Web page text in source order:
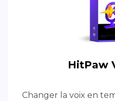
HitPaw
Changer la voix en